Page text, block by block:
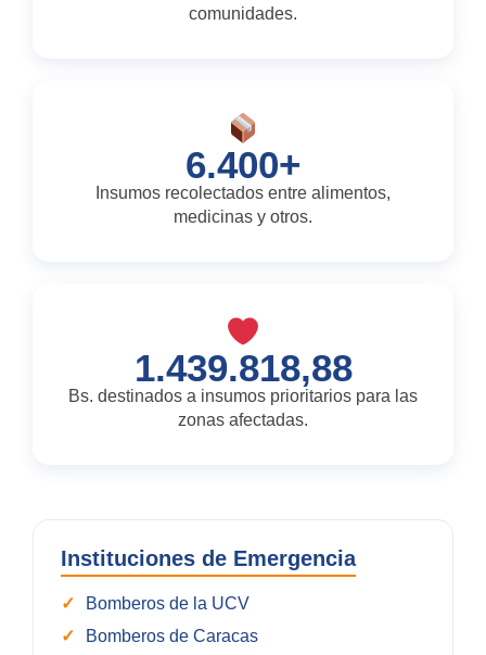
comunidades.
6.400+
Insumos recolectados entre alimentos,
medicinas y otros.
1.439.818,88
Bs. destinados a insumos prioritarios para las
zonas afectadas.
Instituciones de Emergencia
Bomberos de la UCV
Bomberos de Caracas